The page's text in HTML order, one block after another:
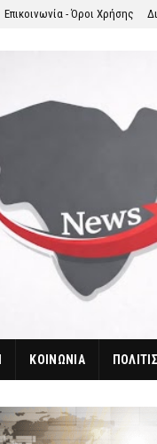
Επικοινωνία - Όροι Χρήσης
ΚΟΙΝΩΝΙΑ